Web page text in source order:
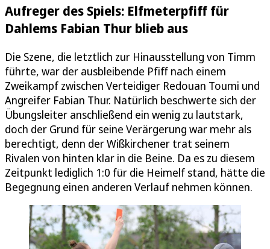
Aufreger des Spiels: Elfmeterpfiff für
Dahlems Fabian Thur blieb aus
Die Szene, die letztlich zur Hinausstellung von Timm
führte, war der ausbleibende Pfiff nach einem
Zweikampf zwischen Verteidiger Redouan Toumi und
Angreifer Fabian Thur. Natürlich beschwerte sich der
Übungsleiter anschließend ein wenig zu lautstark,
doch der Grund für seine Verärgerung war mehr als
berechtigt, denn der Wißkirchener trat seinem
Rivalen von hinten klar in die Beine. Da es zu diesem
Zeitpunkt lediglich 1:0 für die Heimelf stand, hätte die
Begegnung einen anderen Verlauf nehmen können.